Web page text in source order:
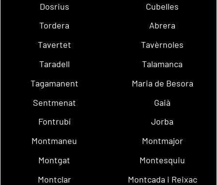
Dosrius
Cubelles
Tordera
Abrera
Tavertet
Tavèrnoles
Taradell
Talamanca
Tagamanent
Maria de Besora
Sentmenat
Gaià
Fontrubí
Jorba
Montmaneu
Montmajor
Montgat
Montesquiu
Montclar
Montcada i Reixac